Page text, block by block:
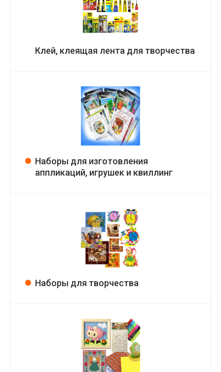
Клей, клеящая лента для творчества
Наборы для изготовления
аппликаций, игрушек и квиллинг
Наборы для творчества